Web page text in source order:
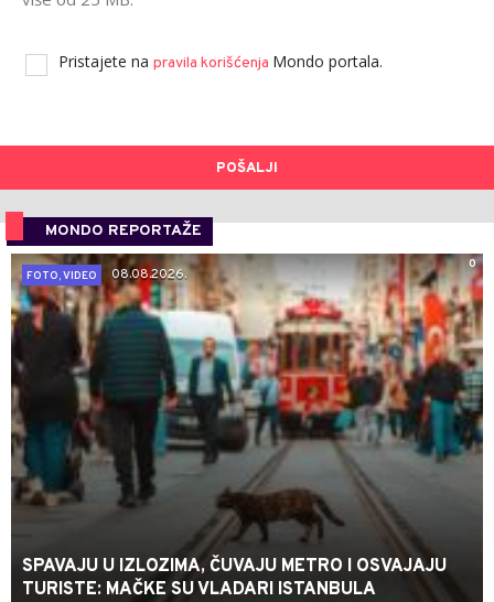
Pristajete na pravila korišćenja Mondo portala.
POŠALJI
MONDO REPORTAŽE
0
FOTO, VIDEO
08.08.2026.
SPAVAJU U IZLOZIMA, ČUVAJU METRO I OSVAJAJU
TURISTE: MAČKE SU VLADARI ISTANBULA